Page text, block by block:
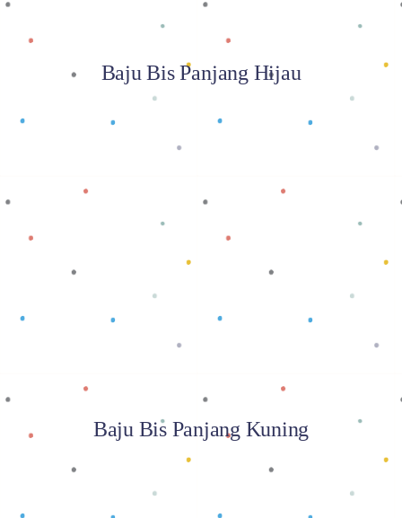
Baju Bis Panjang Hijau
Baca selengkapnya
Baju Bis Panjang Kuning